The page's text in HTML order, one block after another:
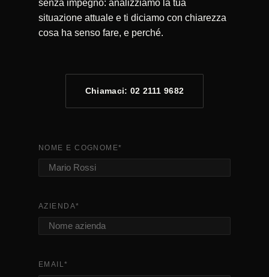
senza impegno: analizziamo la tua
situazione attuale e ti diciamo con chiarezza
cosa ha senso fare, e perché.
Chiamaci: 02 2111 9682
NOME E COGNOME*
AZIENDA*
EMAIL*